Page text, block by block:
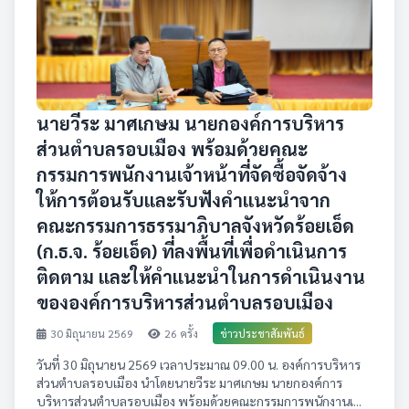
นายวีระ มาศเกษม นายกองค์การบริหาร
ส่วนตำบลรอบเมือง พร้อมด้วยคณะ
กรรมการพนักงานเจ้าหน้าที่จัดซื้อจัดจ้าง
ให้การต้อนรับและรับฟังคำแนะนำจาก
คณะกรรมการธรรมาภิบาลจังหวัดร้อยเอ็ด
(ก.ธ.จ. ร้อยเอ็ด) ที่ลงพื้นที่เพื่อดำเนินการ
ติดตาม และให้คำแนะนำในการดำเนินงาน
ขององค์การบริหารส่วนตำบลรอบเมือง
30 มิถุนายน 2569 26 ครั้ง ข่าวประชาสัมพันธ์
วันที่ 30 มิถุนายน 2569 เวลาประมาณ 09.00 น. องค์การบริหาร
ส่วนตำบลรอบเมือง นำโดยนายวีระ มาศเกษม นายกองค์การ
บริหารส่วนตำบลรอบเมือง พร้อมด้วยคณะกรรมการพนักงานเ...